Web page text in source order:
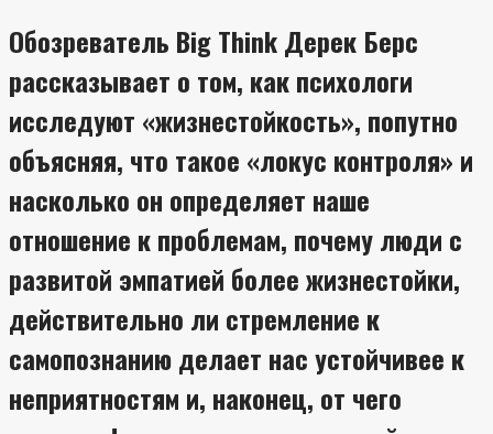
Обозреватель Big Think Дерек Берс
рассказывает о том, как психологи
исследуют «жизнестойкость», попутно
объясняя, что такое «локус контроля» и
насколько он определяет наше
отношение к проблемам, почему люди с
развитой эмпатией более жизнестойки,
действительно ли стремление к
самопознанию делает нас устойчивее к
неприятностям и, наконец, от чего